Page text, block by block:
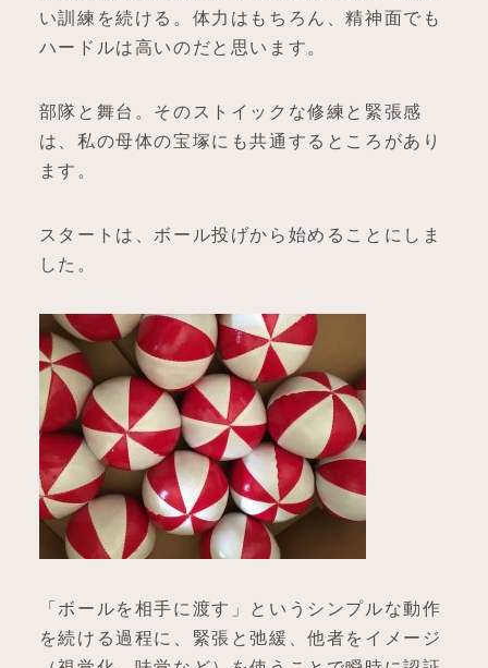
い訓練を続ける。体力はもちろん、精神面でも
ハードルは高いのだと思います。
部隊と舞台。そのストイックな修練と緊張感
は、私の母体の宝塚にも共通するところがあり
ます。
スタートは、ボール投げから始めることにしま
した。
「ボールを相手に渡す」というシンプルな動作
を続ける過程に、緊張と弛緩、他者をイメージ